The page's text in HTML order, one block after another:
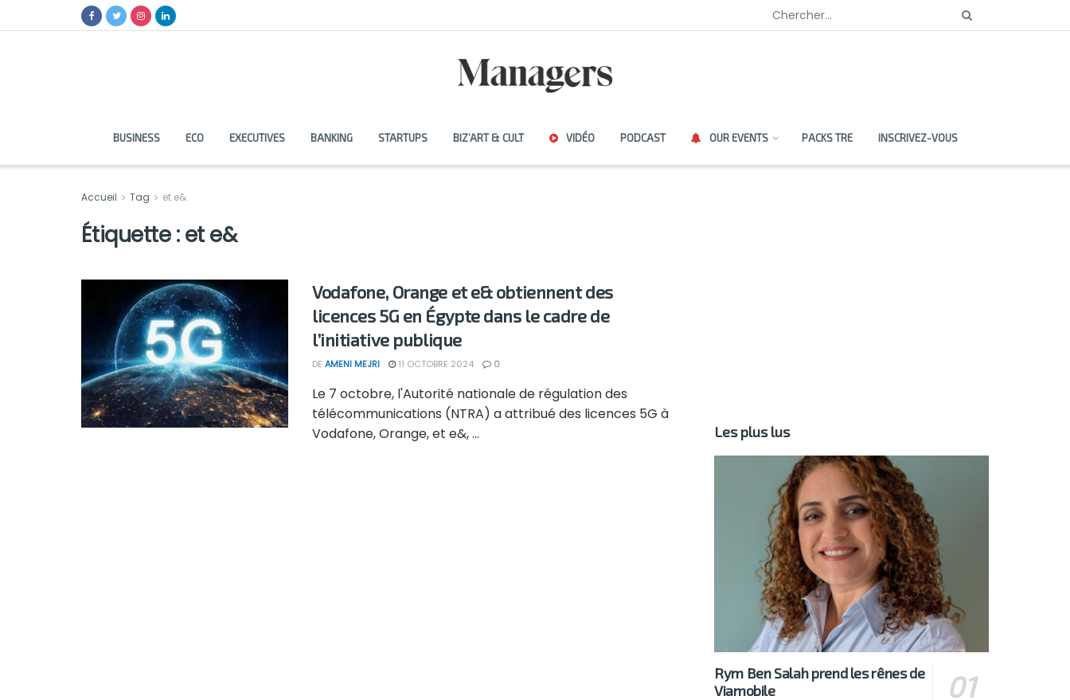
BUSINESS ECO EXECUTIVES BANKING STARTUPS BIZ’ART & CULT VIDÉO PODCAST OUR EVENTS PACKS TRE INSCRIVEZ-VOUS
Accueil Tag et e&
Étiquette :et e&
Vodafone, Orange et e& obtiennent des
licences 5G en Égypte dans le cadre de
l’initiative publique
DE AMENI MEJRI 11 OCTOBRE 2024 0
Le 7 octobre, l'Autorité nationale de régulation des
télécommunications (NTRA) a attribué des licences 5G à
Vodafone, Orange, et e&, ...
Les plus lus
Rym Ben Salah prend les rênes de
Viamobile